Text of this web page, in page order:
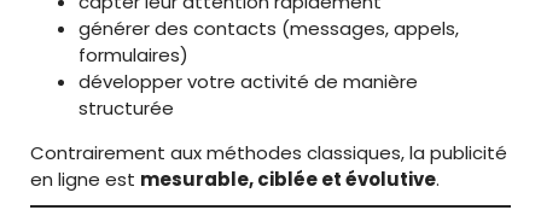
générer des contacts (messages, appels,
formulaires)
développer votre activité de manière
structurée
Contrairement aux méthodes classiques, la publicité
en ligne est mesurable, ciblée et évolutive.